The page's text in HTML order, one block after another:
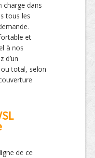
charge dans
tous les
et
à nos
d’un
total, selon
de ce